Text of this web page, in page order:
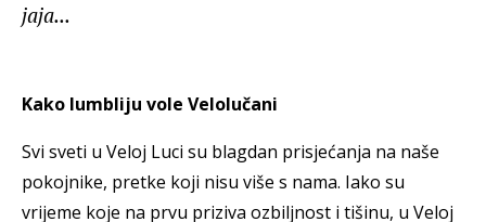
jaja...
Kako lumbliju vole Velolučani
Svi sveti u Veloj Luci su blagdan prisjećanja na naše
pokojnike, pretke koji nisu više s nama. Iako su
vrijeme koje na prvu priziva ozbiljnost i tišinu, u Veloj